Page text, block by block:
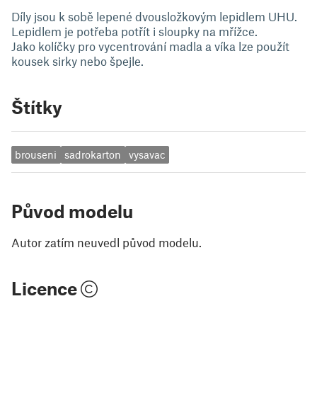
Díly jsou k sobě lepené dvousložkovým lepidlem UHU.
Lepidlem je potřeba potřít i sloupky na mřížce.
Jako kolíčky pro vycentrování madla a víka lze použít
kousek sirky nebo špejle.
Štítky
brouseni sadrokarton vysavac
Původ modelu
Autor zatím neuvedl původ modelu.
Licence